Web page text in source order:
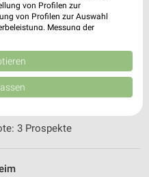
3 Prospekte
3 Prospekte
von Profilen zur
von Profilen zur Auswahl
Messung der
Quellen. Entwicklung und
reduzierter Daten zur Auswahl
Union weitergegeben und in die